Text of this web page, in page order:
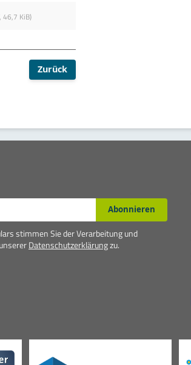
, 46,7 KiB)
Zurück
Abonnieren
stimmen Sie der Verarbeitung und
Datenschutzerklärungzu.